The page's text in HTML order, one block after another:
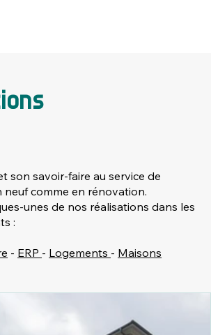
son savoir-faire au service de
neuf comme en rénovation.
unes de nos réalisations dans les
:
- ERP - Logements - Maisons